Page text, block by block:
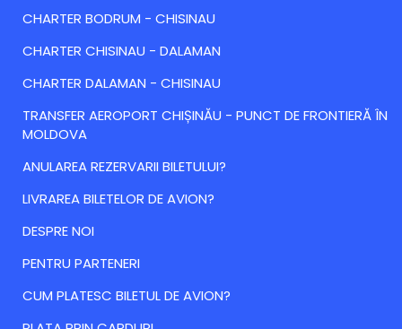
CHARTER BODRUM - CHISINAU
CHARTER CHISINAU - DALAMAN
CHARTER DALAMAN - CHISINAU
TRANSFER AEROPORT CHIȘINĂU - PUNCT DE FRONTIERĂ ÎN
MOLDOVA
ANULAREA REZERVARII BILETULUI?
LIVRAREA BILETELOR DE AVION?
DESPRE NOI
PENTRU PARTENERI
CUM PLATESC BILETUL DE AVION?